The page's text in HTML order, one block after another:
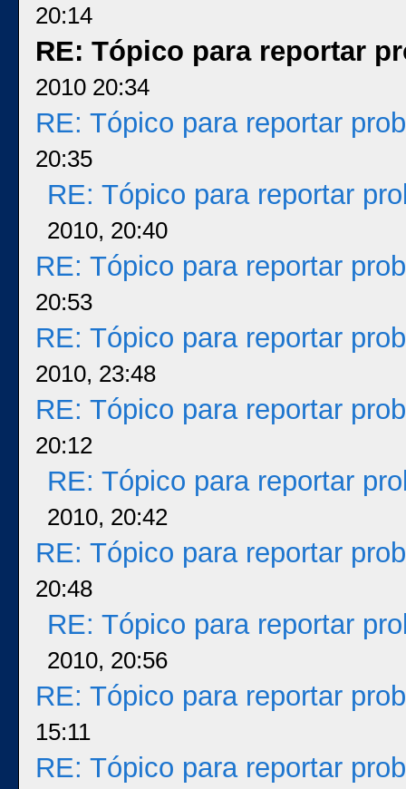
20:14
RE: Tópico para reportar
2010 20:34
RE: Tópico para reportar
20:35
RE: Tópico para reportar
2010, 20:40
RE: Tópico para reportar
20:53
RE: Tópico para reportar
2010, 23:48
RE: Tópico para reportar
20:12
RE: Tópico para reportar
2010, 20:42
RE: Tópico para reportar
20:48
RE: Tópico para reportar
2010, 20:56
RE: Tópico para reportar
15:11
RE: Tópico para reportar